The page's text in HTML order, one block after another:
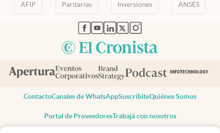
AFIP Paritarias Inversiones ANSES
abre en nueva pestaña
abre en nueva pestaña
abre en nueva pestaña
abre en nueva pestaña
abre en nueva pestaña
ContactoCanales de WhatsAppSuscribiteQuiénes Somos
Portal de ProveedoresTrabajá con nosotros